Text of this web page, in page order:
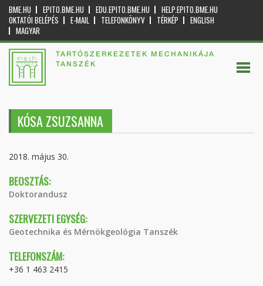
BME.HU EPITO.BME.HU EDU.EPITO.BME.HU
HELP.EPITO.BME.HU
OKTATÓI BELÉPÉS
E-MAIL TELEFONKÖNYV TÉRKÉP
ENGLISH
MAGYAR
TARTÓSZERKEZETEK MECHANIKÁJA
TANSZÉK
KÓSA ZSUZSANNA
2018. május 30.
BEOSZTÁS:
Doktorandusz
SZERVEZETI EGYSÉG:
Geotechnika és Mérnökgeológia Tanszék
TELEFONSZÁM:
+36 1 463 2415